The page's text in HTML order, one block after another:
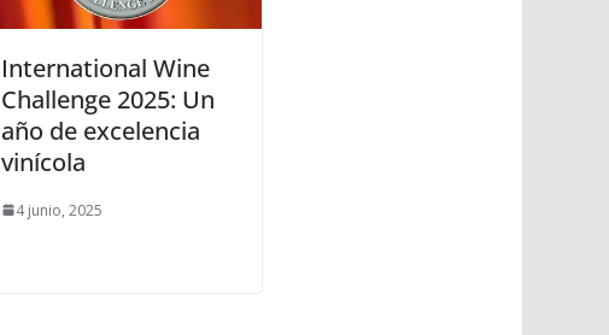
International Wine
Challenge 2025: Un
año de excelencia
vinícola
4 junio, 2025